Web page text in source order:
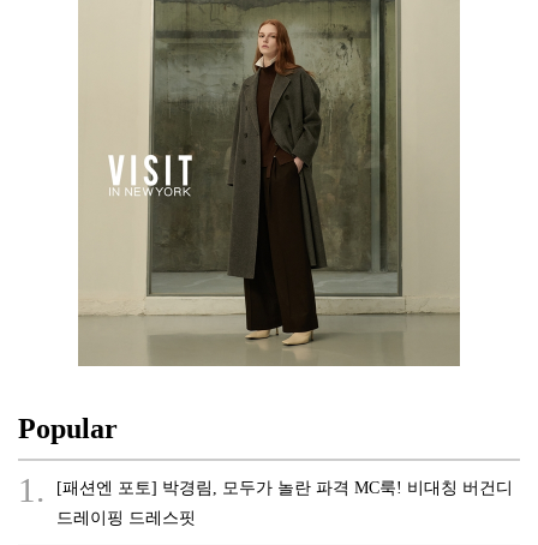
Popular
1.
[패션엔 포토] 박경림, 모두가 놀란 파격 MC룩! 비대칭 버건디
드레이핑 드레스핏